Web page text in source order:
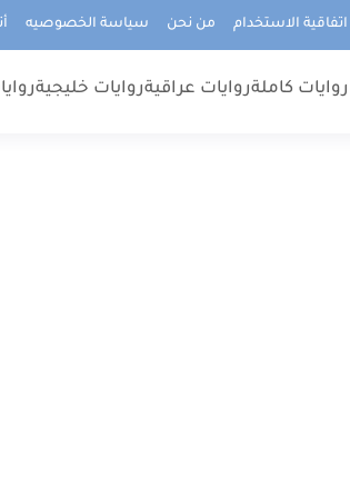
اتفاقية الاستخدام من نحن سياسة الخصوصيه
روايات كاملةروايات عراقيةروايات خليجية